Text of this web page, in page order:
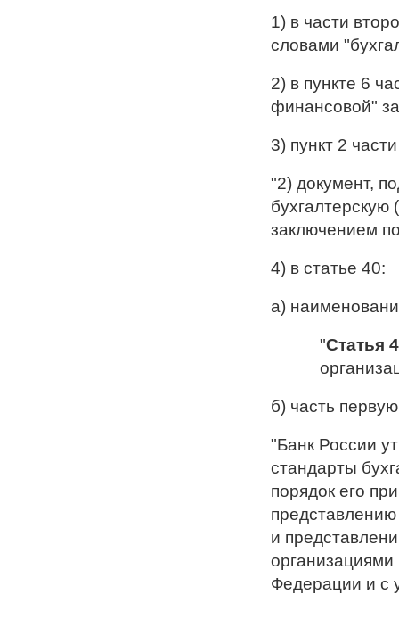
1) в части
словами
2) в пункте 6
финансовой"
3) пункт 2
"2) документ,
бухгалтерскую
заключением
4) в статье 40:
а)
"Статья
б) часть
"Банк России
стандарты
порядок его
и
организациями
Федерации и с